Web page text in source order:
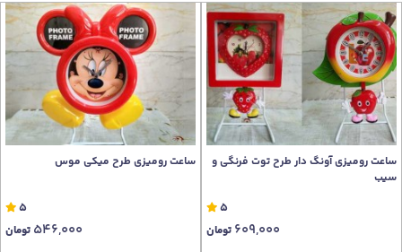
ساعت رومیزی آونگ دار طرح توت فرنگی و
سیب
5
609,000 تومان
ساعت رومیزی طرح میکی موس
5
546,000 تومان